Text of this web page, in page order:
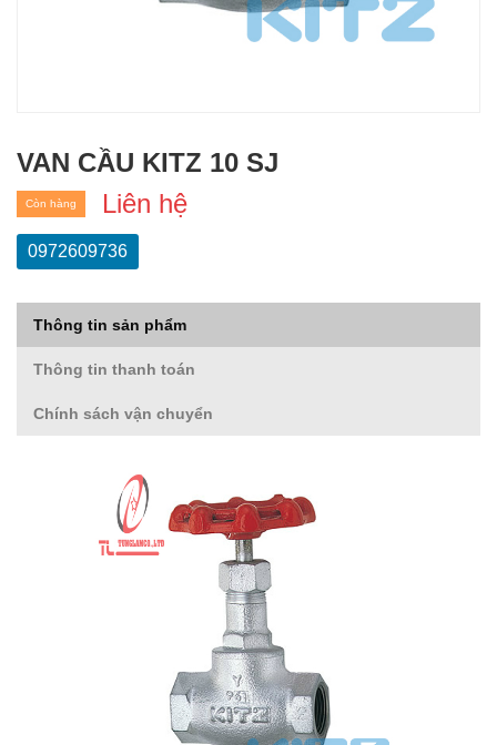
VAN CẦU KITZ 10 SJ
Liên hệ
Còn hàng
0972609736
Thông tin sản phẩm
Thông tin thanh toán
Chính sách vận chuyển